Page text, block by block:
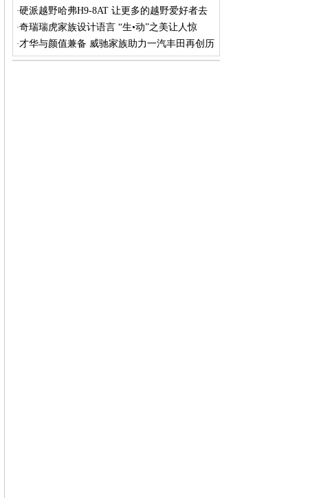
备
·硬派越野哈弗H9-8AT 让更多的越野爱好者去
逐
·奇瑞瑞虎家族设计语言 “生•动”之美让人惊
·才华与颜值兼备 威驰家族助力一汽丰田再创历